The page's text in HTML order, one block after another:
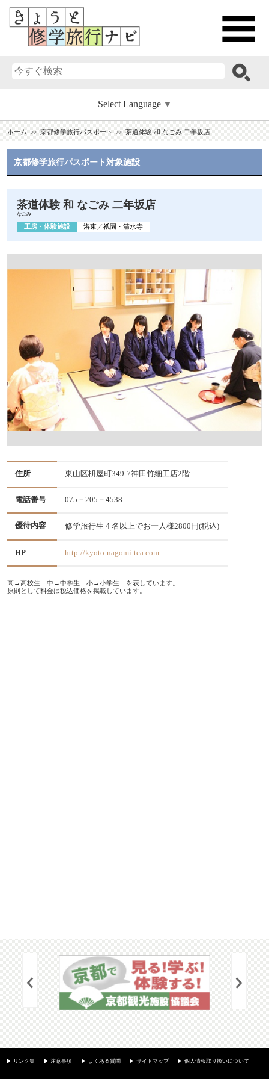
Select Language ▼
ホーム 京都修学旅行パスポート 茶道体験 和 なごみ 二年坂店
京都修学旅行パスポート対象施設
茶道体験 和 なごみ 二年坂店
なごみ
工房・体験施設 洛東／祇園・清水寺
住所 東山区枡屋町349-7神田竹細工店2階
電話番号 075－205－4538
優待内容 修学旅行生４名以上でお一人様2800円(税込)
HP http://kyoto-nagomi-tea.com
高→高校生 中→中学生 小→小学生 を表しています。
原則として料金は税込価格を掲載しています。
リンク集 注意事項 よくある質問 サイトマップ 個人情報取り扱いについて